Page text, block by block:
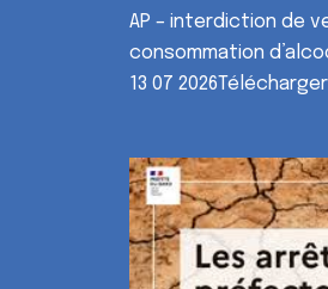
AP – interdiction de
consommation
13 07 2026Télécharger